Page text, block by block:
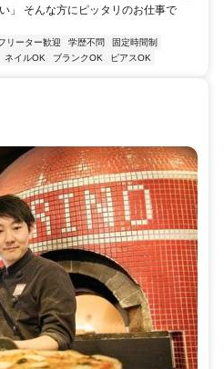
」 そんな方にピッタリのお仕事で
リーター歓迎 学歴不問
固定時間制
ネイルOK ブランクOK ピアスOK